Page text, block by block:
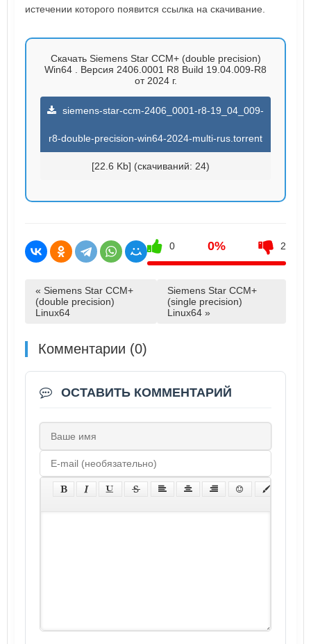
истечении которого появится ссылка на скачивание.
Скачать Siemens Star CCM+ (double precision)
Win64 . Версия 2406.0001 R8 Build 19.04.009-R8
от 2024 г.
siemens-star-ccm-2406_0001-r8-19_04_009-
r8-double-precision-win64-2024-multi-rus.torrent
[22.6 Kb] (cкачиваний: 24)
0 0% 2
« Siemens Star CCM+
(double precision)
Linux64
Siemens Star CCM+
(single precision)
Linux64 »
Комментарии (0)
ОСТАВИТЬ КОММЕНТАРИЙ